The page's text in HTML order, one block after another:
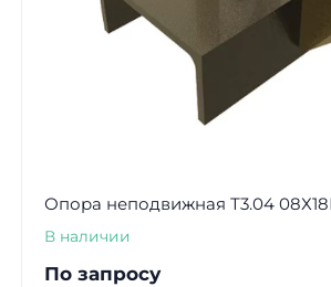
Опора неподвижная Т3.04
В наличии
По запросу